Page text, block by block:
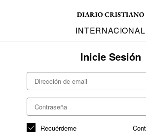
INTERNACIONAL
Inicie Sesión
Recuérdeme